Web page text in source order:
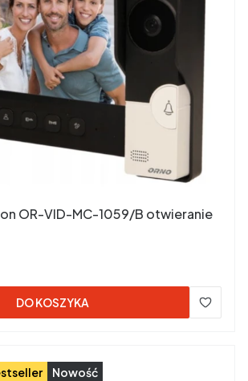
OR-VID-MC-1059/B otwieranie
DO KOSZYKA
Nowość